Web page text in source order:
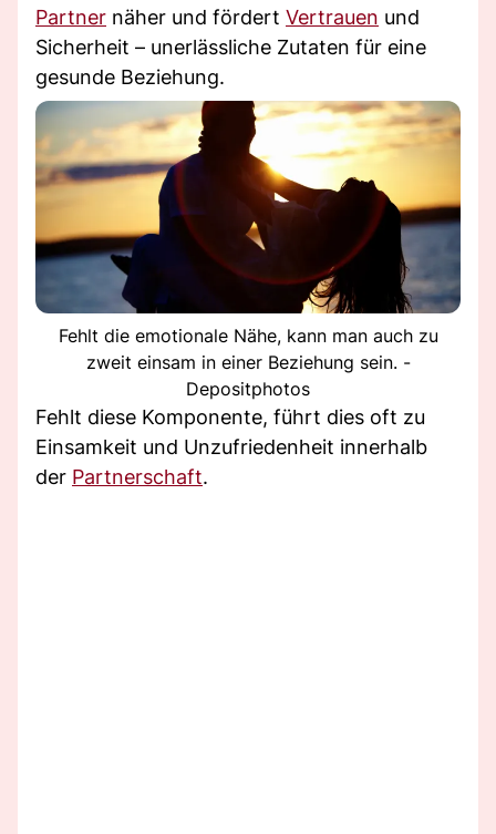
Partner näher und fördert Vertrauen und
Sicherheit – unerlässliche Zutaten für eine
gesunde Beziehung.
Fehlt die emotionale Nähe, kann man auch zu
zweit einsam in einer Beziehung sein. -
Depositphotos
Fehlt diese Komponente, führt dies oft zu
Einsamkeit und Unzufriedenheit innerhalb
der Partnerschaft.